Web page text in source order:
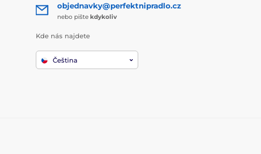
objednavky@perfektnipradlo.cz
nebo pište kdykoliv
Kde nás najdete
Čeština